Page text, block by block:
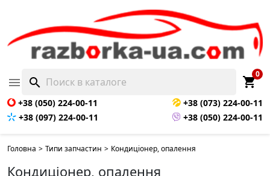
 search shopping_cart
0
+38 (050) 224-00-11
+38 (073) 224-00-11
+38 (097) 224-00-11
+38 (050) 224-00-11
Головна > Типи запчастин > Кондиціонер, опалення
Кондиціонер, опалення